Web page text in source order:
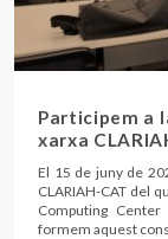
Participem a
xarxa
El 15 de juny de
CLARIAH-CAT del
Computing
formem aquest